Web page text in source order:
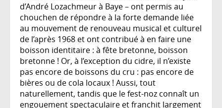
d’André Lozachmeur à Baye – ont permis au
chouchen de répondre à la forte demande liée
au mouvement de renouveau musical et culturel
de l’après 1968 et ont contribué à en faire une
boisson identitaire : à fête bretonne, boisson
bretonne ! Or, à l’exception du cidre, il n’existe
pas encore de boissons du cru : pas encore de
bières ou de cola locaux ! Aussi, tout
naturellement, tandis que le fest-noz connaît un
engouement spectaculaire et franchit largement